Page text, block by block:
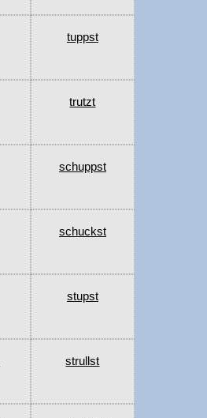
tuppst
trutzt
schuppst
schuckst
stupst
strullst